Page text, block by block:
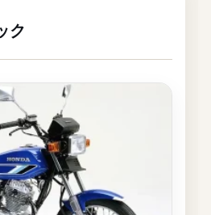
ク